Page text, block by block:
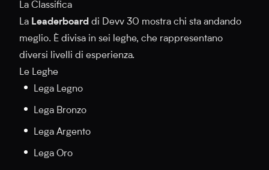
La Classifica
La Leaderboard di Devv 30 mostra chi sta andando
meglio. È divisa in sei leghe, che rappresentano
diversi livelli di esperienza.
Le Leghe
Lega Legno
Lega Bronzo
Lega Argento
Lega Oro